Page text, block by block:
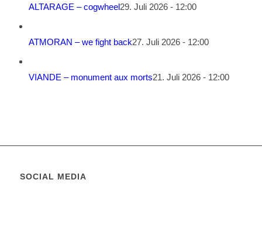
ALTARAGE – cogwheel29. Juli 2026 - 12:00
ATMORAN – we fight back27. Juli 2026 - 12:00
VIANDE – monument aux morts21. Juli 2026 - 12:00
SOCIAL MEDIA